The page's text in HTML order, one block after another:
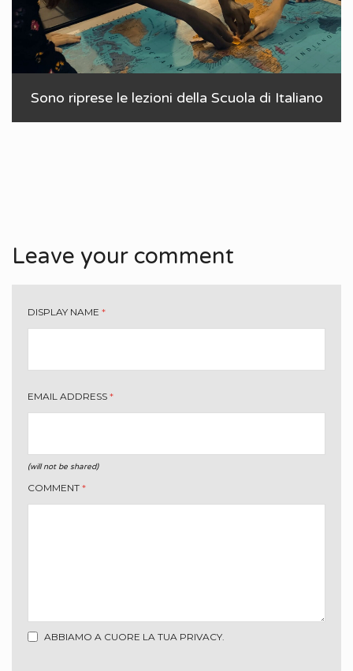
Sono riprese le lezioni della Scuola di Italiano
Leave your comment
DISPLAY NAME *
EMAIL ADDRESS *
(will not be shared)
COMMENT *
ABBIAMO A CUORE LA TUA PRIVACY.